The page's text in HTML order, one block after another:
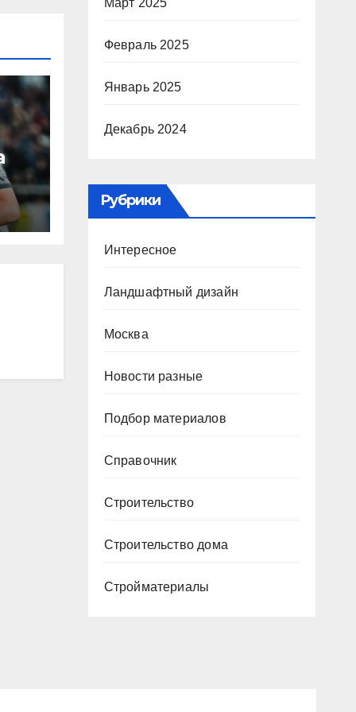
Март 2025
Февраль 2025
Январь 2025
Декабрь 2024
Рубрики
Интересное
Ландшафтный дизайн
Москва
Новости разные
Подбор материалов
Справочник
Строительство
Строительство дома
Стройматериалы